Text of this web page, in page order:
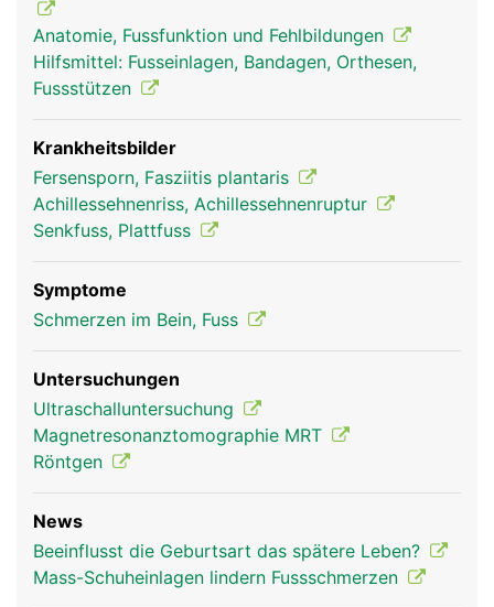
gezogen und das Abstossen des Fusses vom
Boden beim Gehen und Laufen ermöglicht.
Anatomie, Fussfunktion und Fehlbildungen
Hilfsmittel: Fusseinlagen, Bandagen, Orthesen,
Fussstützen
Krankheitsbilder
Fersensporn, Fasziitis plantaris
Achillessehnenriss, Achillessehnenruptur
Senkfuss, Plattfuss
Symptome
Schmerzen im Bein, Fuss
Untersuchungen
Ultraschalluntersuchung
Magnetresonanztomographie MRT
Röntgen
News
Beeinflusst die Geburtsart das spätere Leben?
Mass-Schuheinlagen lindern Fussschmerzen